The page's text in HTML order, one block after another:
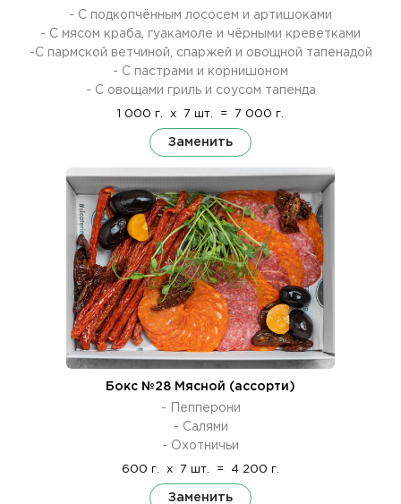
- С подкопчённым лососем и артишоками
- С мясом краба, гуакамоле и чёрными креветками
-С пармской ветчиной, спаржей и овощной тапенадой
- С пастрами и корнишоном
- С овощами гриль и соусом тапенда
1 000 г. x 7 шт. = 7 000 г.
Заменить
Бокс №28 Мясной (ассорти)
- Пепперони
- Салями
- Охотничьи
600 г. x 7 шт. = 4 200 г.
Заменить